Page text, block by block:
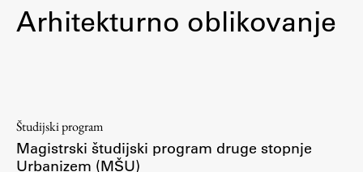
O fakulteti
Arhitekturno oblikovanje
Študijski program
Magistrski študijski program druge stopnje
Urbanizem (MŠU)